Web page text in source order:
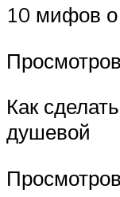
10 мифов о
Как
душевой